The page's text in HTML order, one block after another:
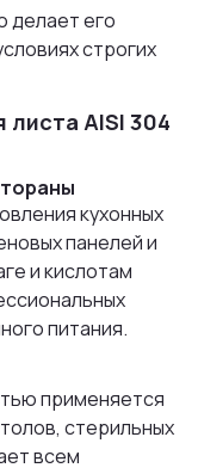
делает его
строгих
AISI 304
кухонных
панелей и
и кислотам
питания.
применяется
стерильных
всем